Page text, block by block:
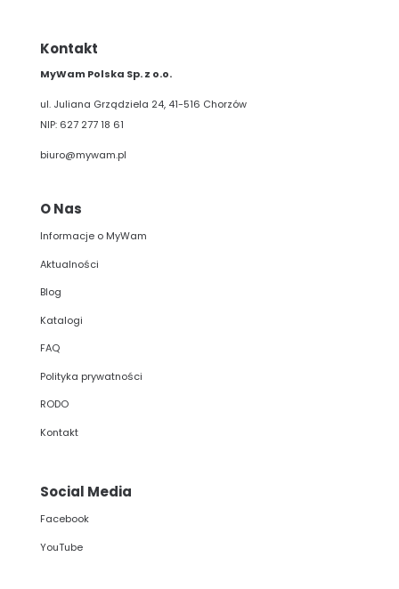
Kontakt
MyWam Polska Sp. z o.o.
ul. Juliana Grządziela 24, 41-516 Chorzów
NIP: 627 277 18 61
biuro@mywam.pl
O Nas
Informacje o MyWam
Aktualności
Blog
Katalogi
FAQ
Polityka prywatności
RODO
Kontakt
Social Media
Facebook
YouTube